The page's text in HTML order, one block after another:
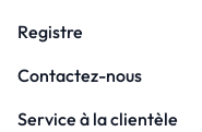
Registre
Contactez-nous
Service à la clientèle